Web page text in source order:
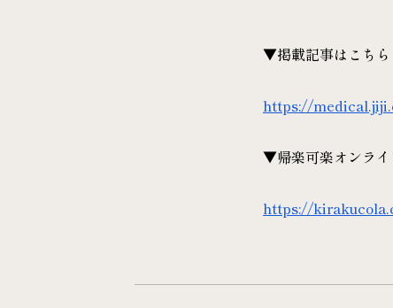
▼掲載記事はこちら
https://
▼帰楽可楽オンライ
https://